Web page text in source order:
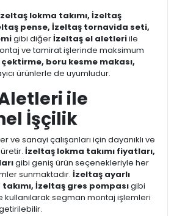
lokma takımı, İzeltaş
pense, İzeltaş tornavida seti,
gibi diğerİzeltaş el aletleriile
ve tamirat işlerinde maksimum
çektirme, boru kesme makası,
ürünlerle de uyumludur.
ile
İşçilik
ve sanayi çalışanları için dayanıklı ve
İzeltaş lokma takımı fiyatları,
gibi geniş ürün seçenekleriyle her
sunmaktadır. İzeltaş ayarlı
İzeltaş gres pompasıgibi
kullanılarak segman montaj işlemleri